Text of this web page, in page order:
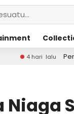
Respons Cepat